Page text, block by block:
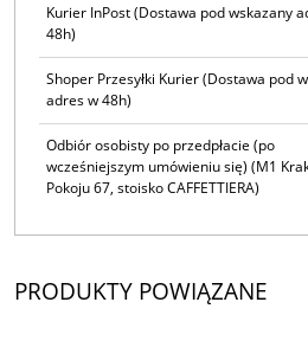
Kurier InPost(Dostawa pod wskazany
48h)
Shoper Przesyłki Kurier(Dostawa pod
adres w 48h)
Odbiór osobisty po przedpłacie (po
wcześniejszym umówieniu się) (M1
Pokoju 67, stoisko CAFFETTIERA)
PRODUKTY POWIĄZANE